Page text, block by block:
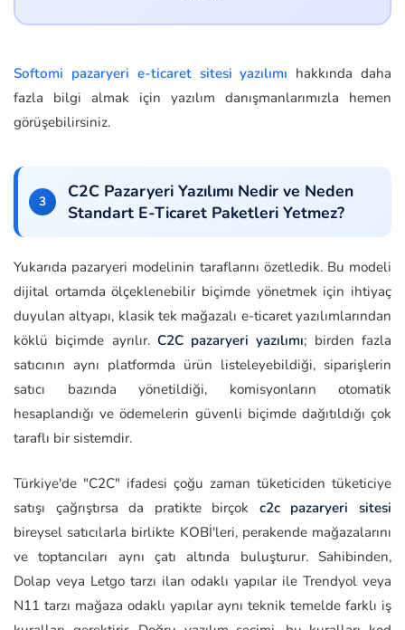
Softomi pazaryeri e-ticaret sitesi yazılımı hakkında daha
fazla bilgi almak için yazılım danışmanlarımızla hemen
görüşebilirsiniz.
C2C Pazaryeri Yazılımı Nedir ve Neden
Standart E-Ticaret Paketleri Yetmez?
Yukarıda pazaryeri modelinin taraflarını özetledik. Bu modeli
dijital ortamda ölçeklenebilir biçimde yönetmek için ihtiyaç
duyulan altyapı, klasik tek mağazalı e-ticaret yazılımlarından
köklü biçimde ayrılır. C2C pazaryeri yazılımı; birden fazla
satıcının aynı platformda ürün listeleyebildiği, siparişlerin
satıcı bazında yönetildiği, komisyonların otomatik
hesaplandığı ve ödemelerin güvenli biçimde dağıtıldığı çok
taraflı bir sistemdir.
Türkiye'de "C2C" ifadesi çoğu zaman tüketiciden tüketiciye
satışı çağrıştırsa da pratikte birçok c2c pazaryeri sitesi
bireysel satıcılarla birlikte KOBİ'leri, perakende mağazalarını
ve toptancıları aynı çatı altında buluşturur. Sahibinden,
Dolap veya Letgo tarzı ilan odaklı yapılar ile Trendyol veya
N11 tarzı mağaza odaklı yapılar aynı teknik temelde farklı iş